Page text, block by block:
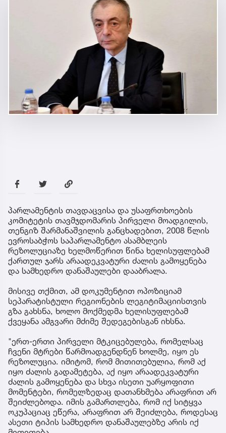
პარლამენტის თავდაცვისა და უსაფრთხოების
კომიტეტის თავმჯდომარის პირველი მოადგილის,
თენგიზ შარმანაშვილის განცხადებით, 2008 წლის
ევროსაბჭოს საპარლამენტო ასამბლეის
რეზოლუციაზე ხელმოწერით წინა ხელისუფლებამ
ქართულ ჯარს არაადეკვატური ძალის გამოყენება
და სამხედრო დანაშაულები დააბრალა.
მისივე თქმით, ამ დოკუმენტით ოპოზიციამ
სეპარატისტული რეგიონების ლეგიტიმაციისთვის
გზა გახსნა, ხოლო მოქმედმა ხელისუფლებამ
ქვეყანა ამგვარი მძიმე შედეგებისგან იხსნა.
"ერთ-ერთი პირველი მტკიცებულება, რომელსაც
ჩვენი მტრები წარმოადგენდნენ ხოლმე, იყო ეს
რეზოლუცია. იმიტომ, რომ მითითებულია, რომ აქ
იყო ძალის გადამეტება, აქ იყო არაადეკვატური
ძალის გამოყენება და სხვა ისეთი უარყოფითი
მომენტები, რომელზედაც დათანხმება არაფრით არ
შეიძლებოდა. იმის გამართლება, რომ იქ სიტყვა
ოკუპაციაც ეწერა, არაფრით არ შეიძლება, როდესაც
ასეთი ტიპის სამხედრო დანაშაულებზე არის იქ